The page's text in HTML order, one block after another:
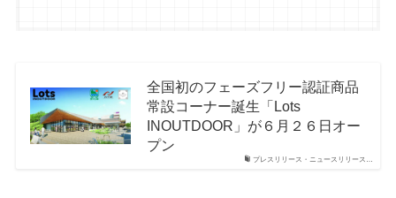
プレスリリース・ニュースリリース…
全国初のフェーズフリー認証商品
常設コーナー誕生「Lots
INOUTDOOR」が６月２６日オー
プン